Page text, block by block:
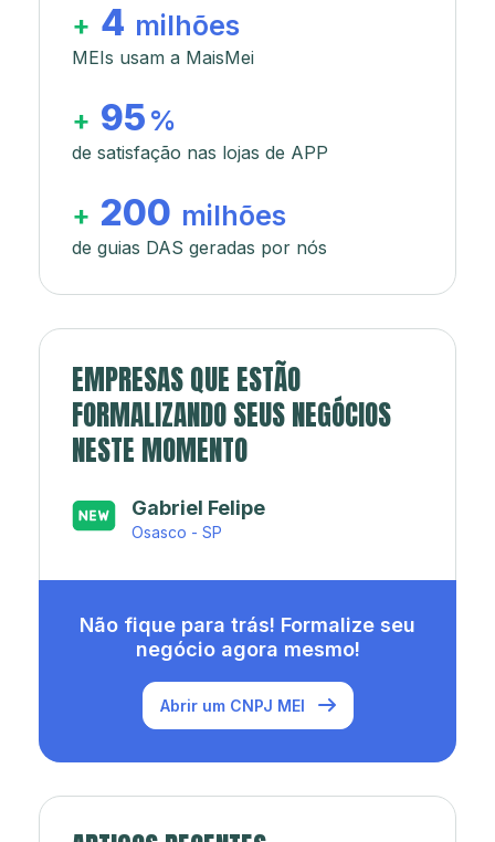
+ 4 milhões
MEIs usam a MaisMei
+ 95 %
de satisfação nas lojas de APP
+ 200 milhões
de guias DAS geradas por nós
EMPRESAS QUE ESTÃO
FORMALIZANDO SEUS NEGÓCIOS
NESTE MOMENTO
Japa’s açaí e sorveteria
Rio de Janeiro - RJ
Não fique para trás! Formalize seu
negócio agora mesmo!
Abrir um CNPJ MEI